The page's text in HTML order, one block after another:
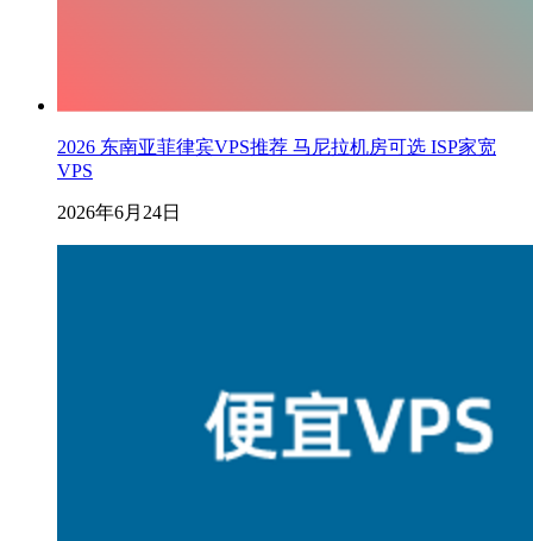
2026 东南亚菲律宾VPS推荐 马尼拉机房可选 ISP家宽
VPS
2026年6月24日